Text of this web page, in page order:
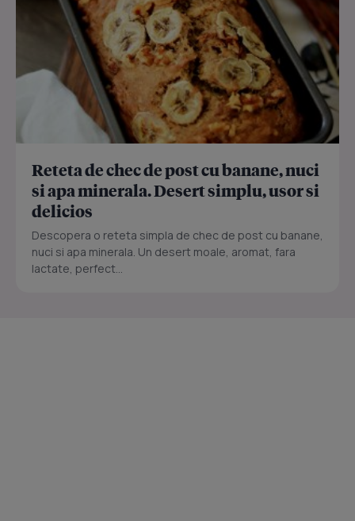
Reteta de chec de post cu banane, nuci
si apa minerala. Desert simplu, usor si
delicios
Descopera o reteta simpla de chec de post cu banane,
nuci si apa minerala. Un desert moale, aromat, fara
lactate, perfect...